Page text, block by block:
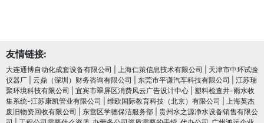
友情链接:
大连通博自动化成套设备有限公司 上海仁策信息技术有限公司
天津市中环试验
仪器厂
云鼎（深圳）财务咨询有限公司 东莞市平谦汽车科技有限公司
江苏瑞
聚环境科技有限公司
宜宾市翠屏区消费风云广告设计中心
塑料检查井-雨水收
集系统-江苏康凯管业有限公司
维欧国际教育科技（北京）有限公司
上海英杰
废旧物资回收有限公司
东营区学德保洁服务部
贵州水之源净水设备销售有限公